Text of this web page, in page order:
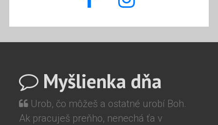
Myšlienka dňa
Urob, čo môžeš a ostatné urobí Boh.
Ak pracuješ preňho, nenechá ťa v